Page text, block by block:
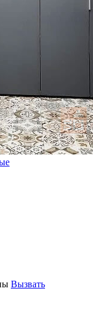
Вызвать